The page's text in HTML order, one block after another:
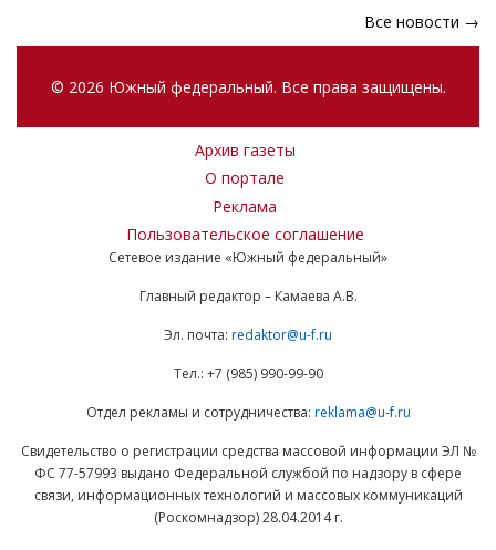
Все новости →
© 2026 Южный федеральный. Все права защищены.
Архив газеты
О портале
Реклама
Пользовательское соглашение
Сетевое издание «Южный федеральный»
Главный редактор – Камаева А.В.
Эл. почта: redaktor@u-f.ru
Тел.: +7 (985) 990-99-90
Отдел рекламы и сотрудничества: reklama@u-f.ru
Свидетельство о регистрации средства массовой информации ЭЛ №
ФС 77-57993 выдано Федеральной службой по надзору в сфере
связи, информационных технологий и массовых коммуникаций
(Роскомнадзор) 28.04.2014 г.